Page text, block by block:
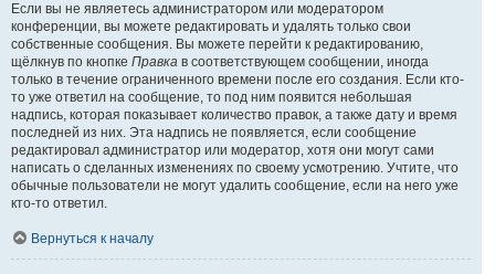
Если вы не являетесь администратором или модератором
конференции, вы можете редактировать и удалять только свои
собственные сообщения. Вы можете перейти к редактированию,
щёлкнув по кнопке Правка в соответствующем сообщении, иногда
только в течение ограниченного времени после его создания. Если кто-
то уже ответил на сообщение, то под ним появится небольшая
надпись, которая показывает количество правок, а также дату и время
последней из них. Эта надпись не появляется, если сообщение
редактировал администратор или модератор, хотя они могут сами
написать о сделанных изменениях по своему усмотрению. Учтите, что
обычные пользователи не могут удалить сообщение, если на него уже
кто-то ответил.
Вернуться к началу